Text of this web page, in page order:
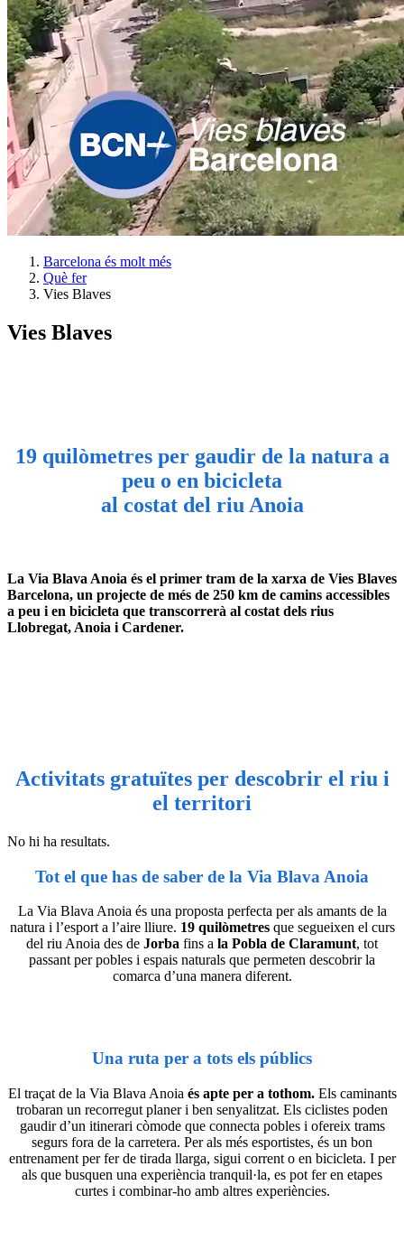
Barcelona és molt més
Què fer
Vies Blaves
Vies Blaves
19 quilòmetres per gaudir de la natura a
peu o en bicicleta
al costat del riu Anoia
La Via Blava Anoia és el primer tram de la xarxa de Vies Blaves
Barcelona, un projecte de més de 250 km de camins accessibles
a peu i en bicicleta que transcorrerà al costat dels rius
Llobregat, Anoia i Cardener.
Activitats gratuïtes per descobrir el riu i
el territori
No hi ha resultats.
Tot el que has de saber de la Via Blava Anoia
La Via Blava Anoia és una proposta perfecta per als amants de la
natura i l’esport a l’aire lliure. 19 quilòmetres que segueixen el curs
del riu Anoia des de Jorba fins a la Pobla de Claramunt, tot
passant per pobles i espais naturals que permeten descobrir la
comarca d’una manera diferent.
Una ruta per a tots els públics
El traçat de la Via Blava Anoia és apte per a tothom.Els caminants
trobaran un recorregut planer i ben senyalitzat. Els ciclistes poden
gaudir d’un itinerari còmode que connecta pobles i ofereix trams
segurs fora de la carretera. Per als més esportistes, és un bon
entrenament per fer de tirada llarga, sigui corrent o en bicicleta. I per
als que busquen una experiència tranquil·la, es pot fer en etapes
curtes i combinar-ho amb altres experiències.